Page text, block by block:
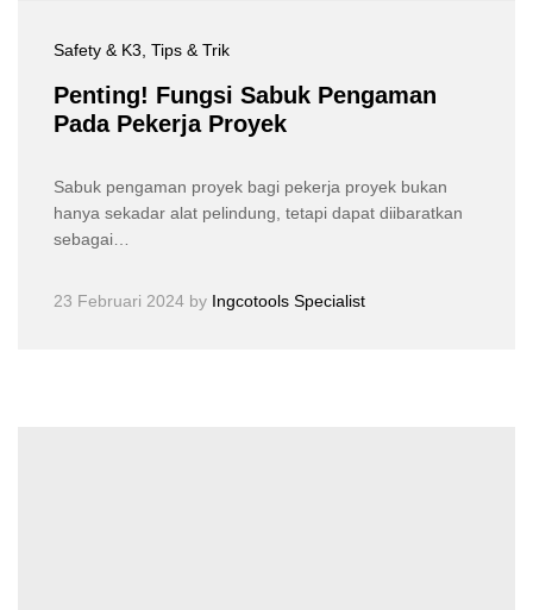
Safety & K3 , Tips & Trik
Penting! Fungsi Sabuk Pengaman
Pada Pekerja Proyek
Sabuk pengaman proyek bagi pekerja proyek bukan
hanya sekadar alat pelindung, tetapi dapat diibaratkan
sebagai…
23 Februari 2024 by Ingcotools Specialist